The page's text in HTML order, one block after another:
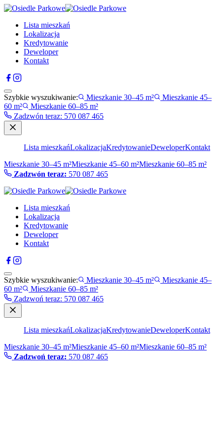
Lista mieszkań
Lokalizacja
Kredytowanie
Deweloper
Kontakt
Szybkie wyszukiwanie: Mieszkanie 30–45 m²
Mieszkanie 45–
60 m²
Mieszkanie 60–85 m²
Zadzwón teraz: 570 087 465
Lista mieszkańLokalizacjaKredytowanieDeweloperKontakt
Mieszkanie 30–45 m²Mieszkanie 45–60 m²Mieszkanie 60–85 m²
Zadzwón teraz: 570 087 465
Lista mieszkań
Lokalizacja
Kredytowanie
Deweloper
Kontakt
Szybkie wyszukiwanie: Mieszkanie 30–45 m²
Mieszkanie 45–
60 m²
Mieszkanie 60–85 m²
Zadzwoń teraz: 570 087 465
Lista mieszkańLokalizacjaKredytowanieDeweloperKontakt
Mieszkanie 30–45 m²Mieszkanie 45–60 m²Mieszkanie 60–85 m²
Zadzwoń teraz: 570 087 465